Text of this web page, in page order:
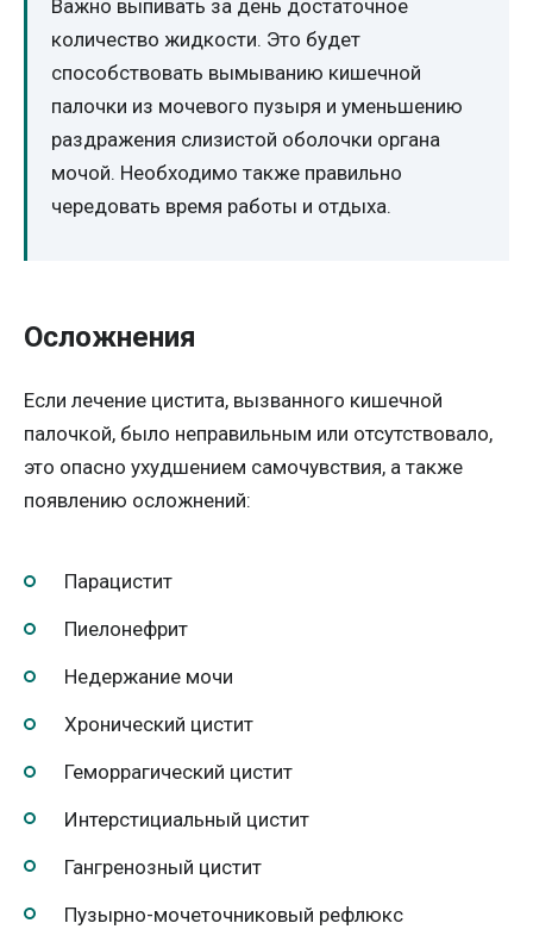
Важно выпивать за день достаточное
количество жидкости. Это будет
способствовать вымыванию кишечной
палочки из мочевого пузыря и уменьшению
раздражения слизистой оболочки органа
мочой. Необходимо также правильно
чередовать время работы и отдыха.
Осложнения
Если лечение цистита, вызванного кишечной
палочкой, было неправильным или отсутствовало,
это опасно ухудшением самочувствия, а также
появлению осложнений:
Парацистит
Пиелонефрит
Недержание мочи
Хронический цистит
Геморрагический цистит
Интерстициальный цистит
Гангренозный цистит
Пузырно-мочеточниковый рефлюкс